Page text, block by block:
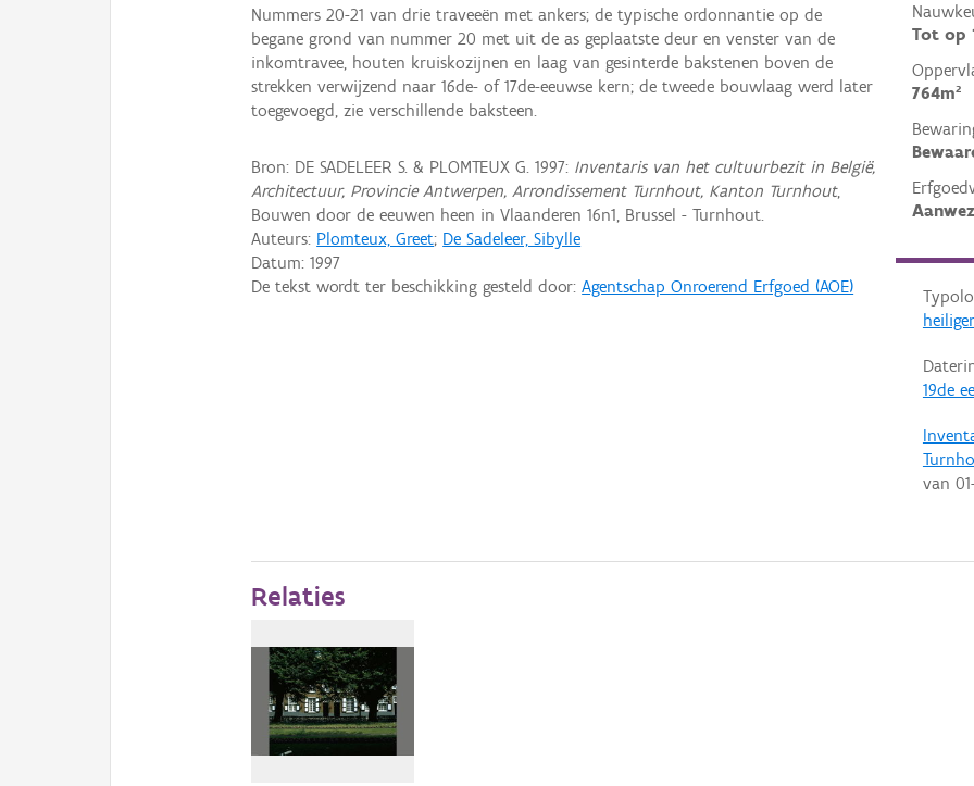
Tot op
764m²
19de
van
Nummers 20-21 van drie traveeën met ankers; de typische ordonnantie op de
begane grond van nummer 20 met uit de as geplaatste deur en venster van de
inkomtravee, houten kruiskozijnen en laag van gesinterde bakstenen boven de
strekken verwijzend naar 16de- of 17de-eeuwse kern; de tweede bouwlaag werd later
toegevoegd, zie verschillende baksteen.
Bron: DE SADELEER S. & PLOMTEUX G. 1997: Inventaris van het cultuurbezit in België,
Architectuur, Provincie Antwerpen, Arrondissement Turnhout, Kanton Turnhout,
Bouwen door de eeuwen heen in Vlaanderen 16n1, Brussel - Turnhout.
Auteurs: Plomteux, Greet; De Sadeleer, Sibylle
Datum:1997
De tekst wordt ter beschikking gesteld door:Agentschap Onroerend Erfgoed (AOE)
Relaties